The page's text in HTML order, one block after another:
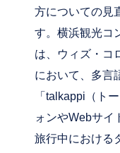
方についての見
す。横浜観光コ
は、ウィズ・コ
において、多言
「talkappi（ト
ォンやWebサイ
旅行中における